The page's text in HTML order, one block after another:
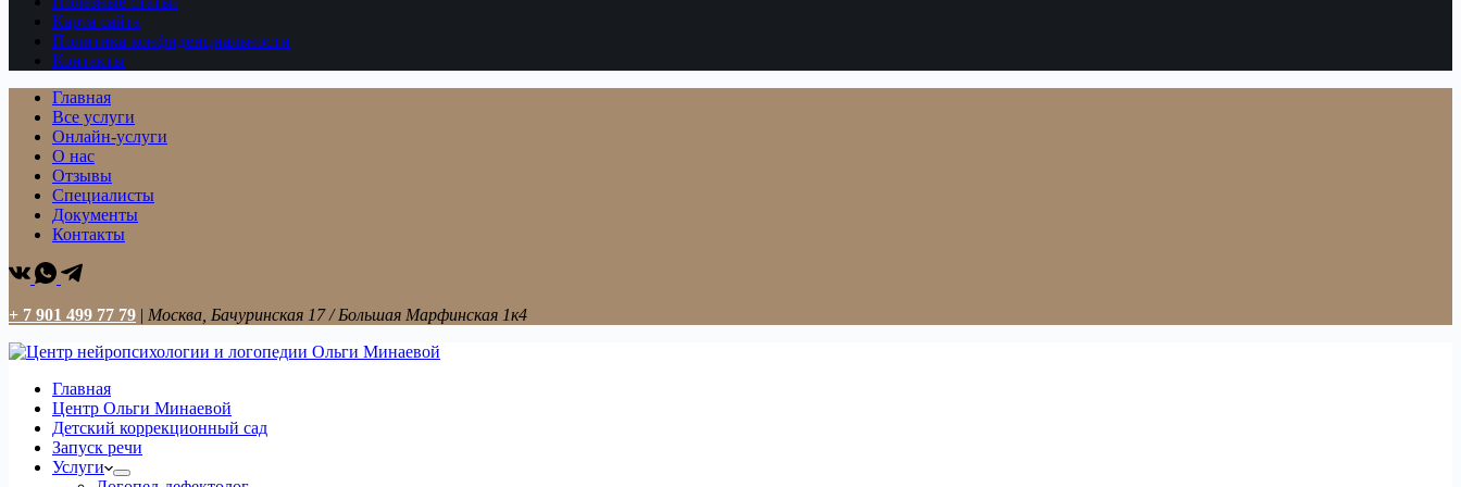
Карта сайта
Политика конфиденциальности
Контакты
Главная
Все услуги
Онлайн-услуги
О нас
Отзывы
Специалисты
Документы
Контакты
+ 7 901 499 77 79 | Москва, Бачуринская 17 / Большая Марфинская 1к4
Главная
Центр Ольги Минаевой
Детский коррекционный сад
Запуск речи
Услуги